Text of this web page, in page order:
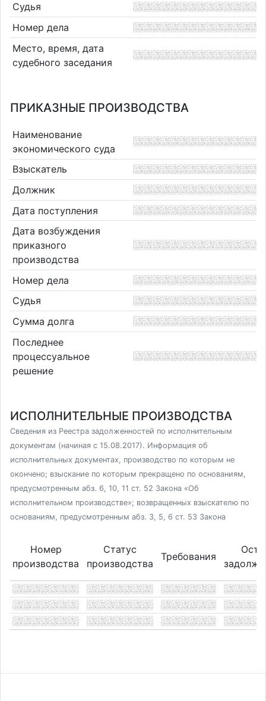
Судья
Номер дела
Место, время, дата
судебного заседания
ПРИКАЗНЫЕ ПРОИЗВОДСТВА
Наименование
экономического суда
Взыскатель
Должник
Дата поступления
Дата возбуждения
приказного
производства
Номер дела
Судья
Сумма долга
Последнее
процессуальное
решение
ИСПОЛНИТЕЛЬНЫЕ ПРОИЗВОДСТВА
Сведения из Реестра задолженностей по исполнительным
документам (начиная с 15.08.2017). Информация об
исполнительных документах, производство по которым не
окончено; взыскание по которым прекращено по основаниям,
предусмотренным абз. 6, 10, 11 ст. 52 Закона «Об
исполнительном производстве»; возвращенных взыскателю по
основаниям, предусмотренным абз. 3, 5, 6 ст. 53 Закона
Номер
производства
Статус
производства
Требования